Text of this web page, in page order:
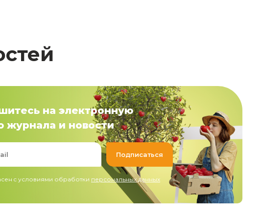
на электронную
журнала и новости
c условиями обработки персональных данных